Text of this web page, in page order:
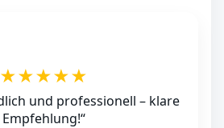
★★★★★
und professionell – klare
Empfehlung!“